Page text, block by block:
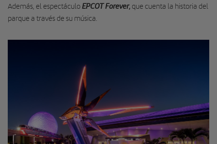
Además, el espectáculo EPCOT Forever,que cuenta la historia del
parque a través de su música.